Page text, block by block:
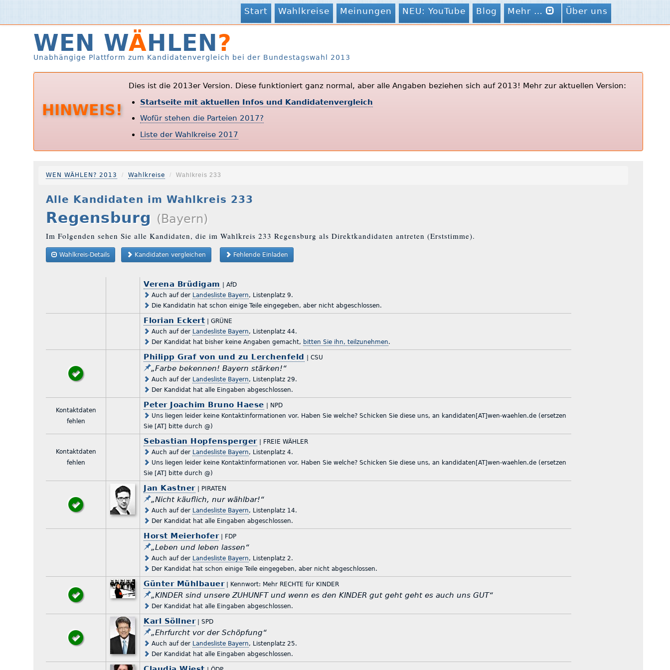
Start Wahlkreise Meinungen NEU: YouTube Blog Mehr … Über uns
WEN WÄHLEN?
Unabhängige Plattform zum Kandidatenvergleich bei der Bundestagswahl 2013
HINWEIS!
Dies ist die 2013er Version. Diese funktioniert ganz normal, aber alle Angaben beziehen sich auf 2013! Mehr zur aktuellen Version:
Startseite mit aktuellen Infos und Kandidatenvergleich
Wofür stehen die Parteien 2017?
Liste der Wahlkreise 2017
WEN WÄHLEN? 2013 Wahlkreise Wahlkreis 233
Alle Kandidaten im Wahlkreis 233
Regensburg (Bayern)
Im Folgenden sehen Sie alle Kandidaten, die im Wahlkreis 233 Regensburg als Direktkandidaten antreten (Erststimme).
Kandidaten vergleichen Fehlende Einladen
Wahlkreis-Details
Verena Brüdigam
| AfD
Auch auf der Landesliste Bayern, Listenplatz 9.
Die Kandidatin hat schon einige Teile eingegeben, aber nicht abgeschlossen.
Florian Eckert | GRÜNE
Auch auf der Landesliste Bayern, Listenplatz 44.
Der Kandidat hat bisher keine Angaben gemacht, bitten Sie ihn, teilzunehmen.
Philipp Graf von und zu Lerchenfeld | CSU
„Farbe bekennen! Bayern stärken!“
Auch auf der Landesliste Bayern, Listenplatz 29.
Der Kandidat hat alle Eingaben abgeschlossen.
Kontaktdaten
fehlen
Peter Joachim Bruno Haese | NPD
Uns liegen leider keine Kontaktinformationen vor. Haben Sie welche? Schicken Sie diese uns, an kandidaten[AT]wen-waehlen.de (ersetzen
Sie [AT] bitte durch @)
Kontaktdaten
fehlen
Sebastian Hopfensperger| FREIE WÄHLER
Auch auf der Landesliste Bayern, Listenplatz 4.
Uns liegen leider keine Kontaktinformationen vor. Haben Sie welche? Schicken Sie diese uns, an kandidaten[AT]wen-waehlen.de (ersetzen
Sie [AT] bitte durch @)
Jan Kastner| PIRATEN
„Nicht käuflich, nur wählbar!“
Auch auf der Landesliste Bayern, Listenplatz 14.
Der Kandidat hat alle Eingaben abgeschlossen.
Horst Meierhofer| FDP
„Leben und leben lassen“
Auch auf der Landesliste Bayern, Listenplatz 2.
Der Kandidat hat schon einige Teile eingegeben, aber nicht abgeschlossen.
Günter Mühlbauer| Kennwort: Mehr RECHTE für KINDER
„KINDER sind unsere ZUHUNFT und wenn es den KINDER gut geht geht es auch uns GUT“
Der Kandidat hat alle Eingaben abgeschlossen.
Karl Söllner| SPD
„Ehrfurcht vor der Schöpfung“
Auch auf der Landesliste Bayern, Listenplatz 25.
Der Kandidat hat alle Eingaben abgeschlossen.